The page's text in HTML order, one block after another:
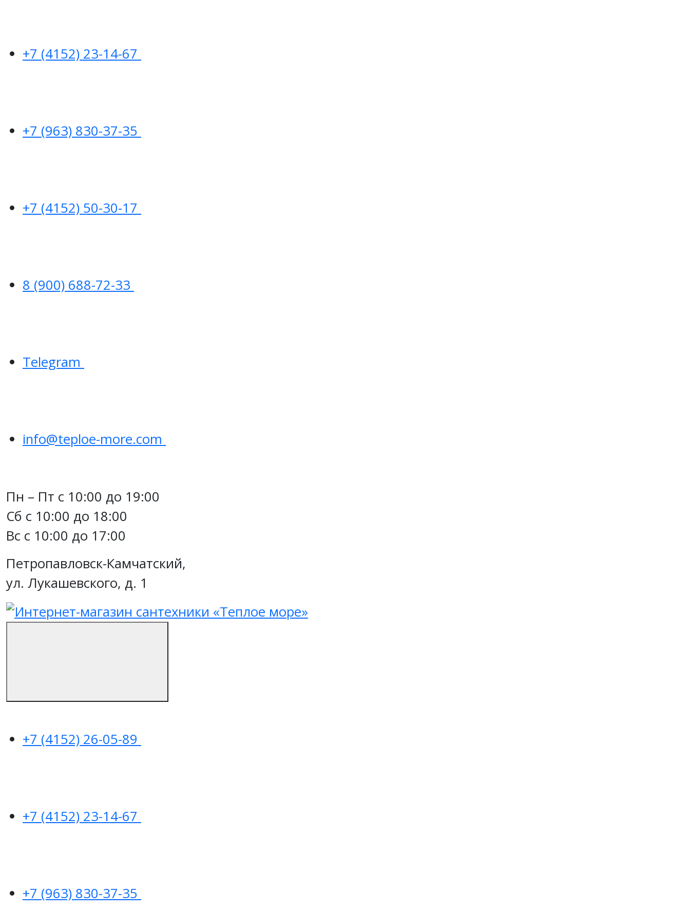
+7 (4152) 23-14-67
+7 (963) 830-37-35
+7 (4152) 50-30-17
8 (900) 688-72-33
Telegram
info@teploe-more.com
Пн – Пт с 10:00 до 19:00
Сб с 10:00 до 18:00
Вс с 10:00 до 17:00
Петропавловск-Камчатский,
ул. Лукашевского, д. 1
+7 (4152) 26-05-89
+7 (4152) 23-14-67
+7 (963) 830-37-35